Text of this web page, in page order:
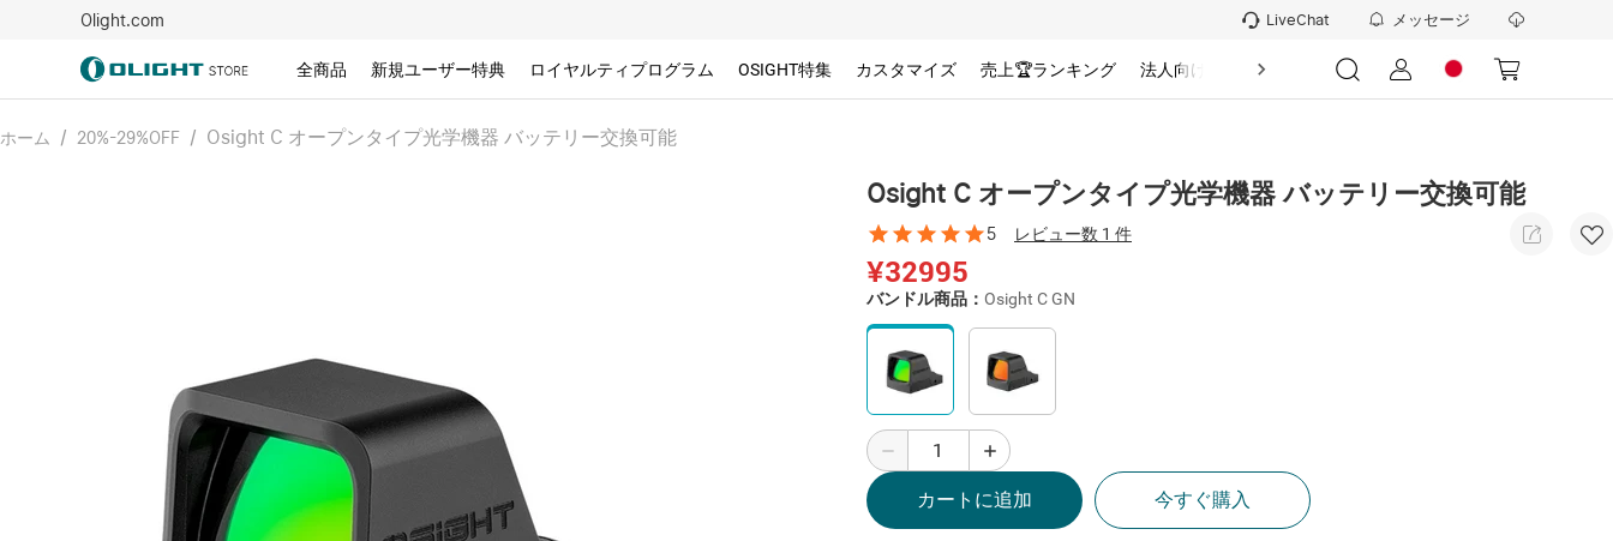
Olight.com LiveChat メッセージ
全商品 新規ユーザー特典 ロイヤルティプログラム OSIGHT特集 カスタマイズ 売上🏆ランキング 法人向け 情報
ホーム / 20%-29%OFF / Osight C オープンタイプ光学機器 バッテリー交換可能
Osight C オープンタイプ光学機器 バッテリー交換可能
5 レビュー数 1 件
¥32995
バンドル商品： Osight C GN
カートに追加 今すぐ購入